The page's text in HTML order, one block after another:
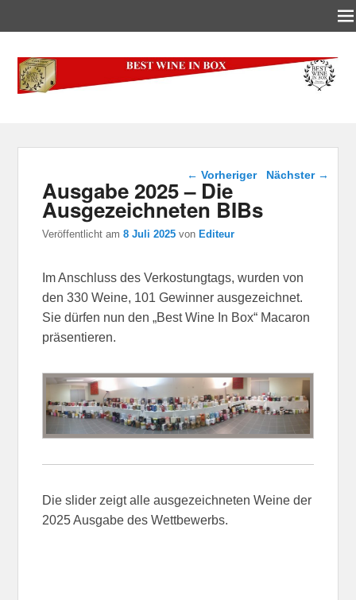
Best-Wine-In-Box
Concours International Best-Wine-In-Box
Beitragsnavigation
← Vorheriger Nächster →
Ausgabe 2025 – Die
Ausgezeichneten BIBs
Veröffentlicht am8 Juli 2025 von Editeur
Im Anschluss des Verkostungtags, wurden von
den 330 Weine, 101 Gewinner ausgezeichnet.
Sie dürfen nun den „Best Wine In Box“ Macaron
präsentieren.
Die slider zeigt alle ausgezeichneten Weine der
2025 Ausgabe des Wettbewerbs.